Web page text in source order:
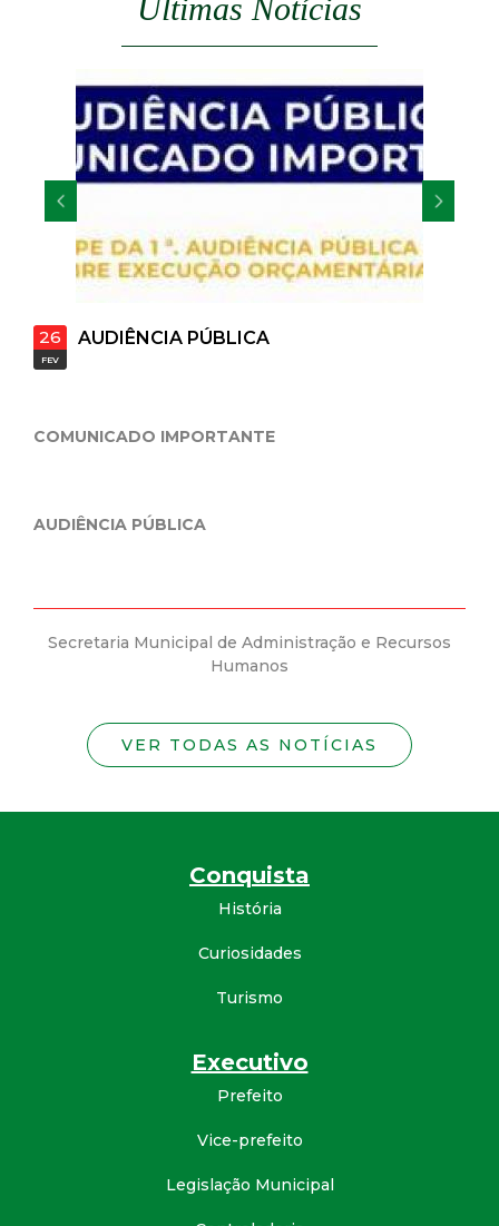
Últimas Notícias
26
FEV
AUDIÊNCIA PÚBLICA
COMUNICADO IMPORTANTE
AUDIÊNCIA PÚBLICA
Secretaria Municipal de Administração e Recursos
Humanos
VER TODAS AS NOTÍCIAS
Conquista
História
Curiosidades
Turismo
Executivo
Prefeito
Vice-prefeito
Legislação Municipal